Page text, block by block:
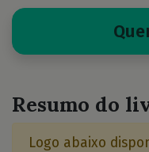
Resumo do
Logo abaixo